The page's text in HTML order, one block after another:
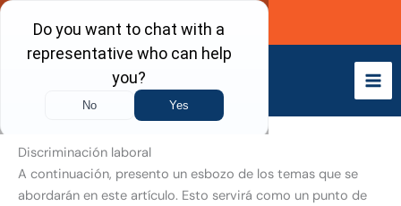
Skip
content
Call Now
Discriminación laboral
A continuación, presento un esbozo de los temas que se
abordarán en este artículo. Esto servirá como un punto de